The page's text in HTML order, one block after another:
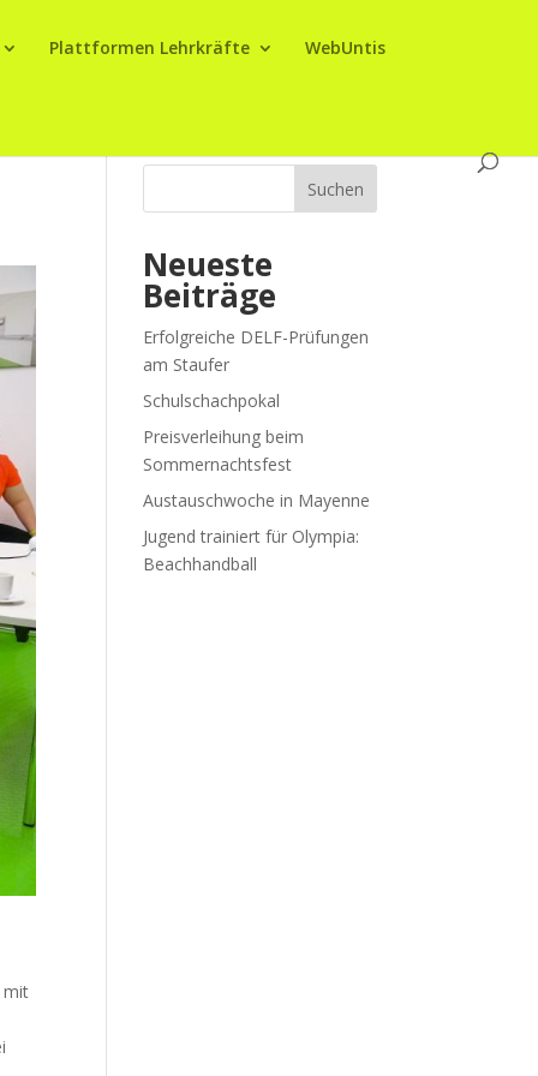
Plattformen Lehrkräfte WebUntis
mit
Suchen
Neueste
Beiträge
Erfolgreiche DELF-Prüfungen
am Staufer
Schulschachpokal
Preisverleihung beim
Sommernachtsfest
Austauschwoche in Mayenne
Jugend trainiert für Olympia:
Beachhandball